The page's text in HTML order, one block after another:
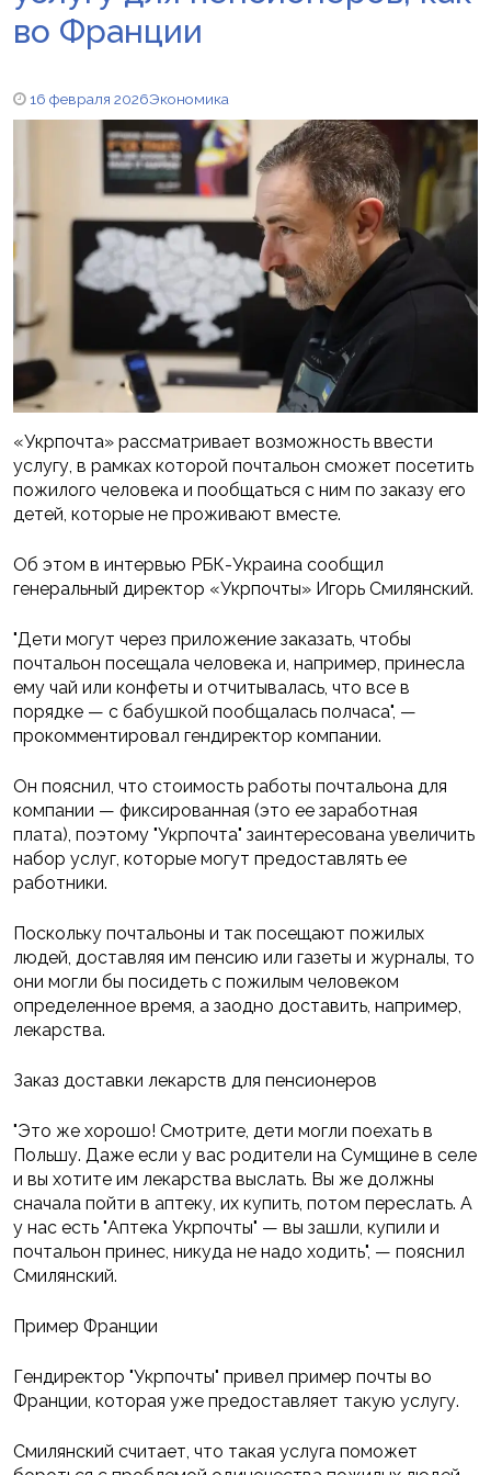
во Франции
16 февраля 2026Экономика
«Укрпочта» рассматривает возможность ввести
услугу, в рамках которой почтальон сможет посетить
пожилого человека и пообщаться с ним по заказу его
детей, которые не проживают вместе.
Об этом в интервью РБК-Украина сообщил
генеральный директор «Укрпочты» Игорь Смилянский.
"Дети могут через приложение заказать, чтобы
почтальон посещала человека и, например, принесла
ему чай или конфеты и отчитывалась, что все в
порядке — с бабушкой пообщалась полчаса", —
прокомментировал гендиректор компании.
Он пояснил, что стоимость работы почтальона для
компании — фиксированная (это ее заработная
плата), поэтому "Укрпочта" заинтересована увеличить
набор услуг, которые могут предоставлять ее
работники.
Поскольку почтальоны и так посещают пожилых
людей, доставляя им пенсию или газеты и журналы, то
они могли бы посидеть с пожилым человеком
определенное время, а заодно доставить, например,
лекарства.
Заказ доставки лекарств для пенсионеров
"Это же хорошо! Смотрите, дети могли поехать в
Польшу. Даже если у вас родители на Сумщине в селе
и вы хотите им лекарства выслать. Вы же должны
сначала пойти в аптеку, их купить, потом переслать. А
у нас есть "Аптека Укрпочты" — вы зашли, купили и
почтальон принес, никуда не надо ходить", — пояснил
Смилянский.
Пример Франции
Гендиректор "Укрпочты" привел пример почты во
Франции, которая уже предоставляет такую услугу.
Смилянский считает, что такая услуга поможет